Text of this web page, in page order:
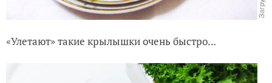
«Улетают» такие крылышки очень быстро...